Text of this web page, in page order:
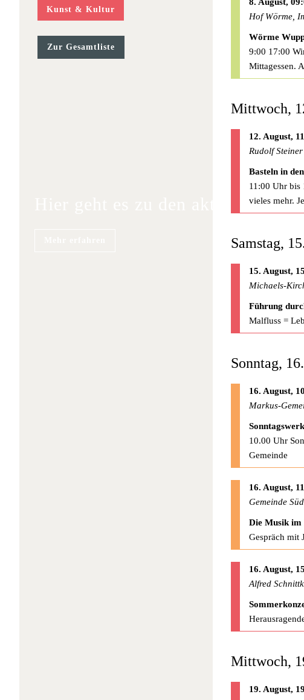
Hier geht es zu den aktuellen
Kunst & Kultur
Zur Gesamtliste
Hof Wörme,
Wörme
9:00 17:00
Mittagessen.
Mittwoch,
12. August,
Rudolf
Basteln in
11:00 Uhr bis
vieles mehr.
Samstag,
15. August,
Michaels-
Führung
Malfluss =
Sonntag,
16. August,
Markus-
10.00 Uhr
Gemeinde
16. August,
Gemeinde
Die Musik im
Gespräch mit
16. August,
Alfred
Mittwoch,
19. August,